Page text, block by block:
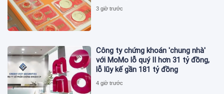
3 giờ trước
Công ty chứng khoán 'chung nhà'
với MoMo lỗ quý II hơn 31 tỷ đồng,
lỗ lũy kế gần 181 tỷ đồng
4 giờ trước